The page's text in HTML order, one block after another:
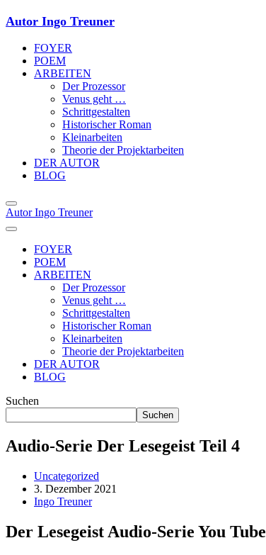
Autor Ingo Treuner
FOYER
POEM
ARBEITEN
Der Prozessor
Venus geht …
Schrittgestalten
Historischer Roman
Kleinarbeiten
Theorie der Projektarbeiten
DER AUTOR
BLOG
Autor Ingo Treuner
FOYER
POEM
ARBEITEN
Der Prozessor
Venus geht …
Schrittgestalten
Historischer Roman
Kleinarbeiten
Theorie der Projektarbeiten
DER AUTOR
BLOG
Suchen
Suchen
Audio-Serie Der Lesegeist Teil 4
Uncategorized
3. Dezember 2021
Ingo Treuner
Der Lesegeist Audio-Serie You Tube